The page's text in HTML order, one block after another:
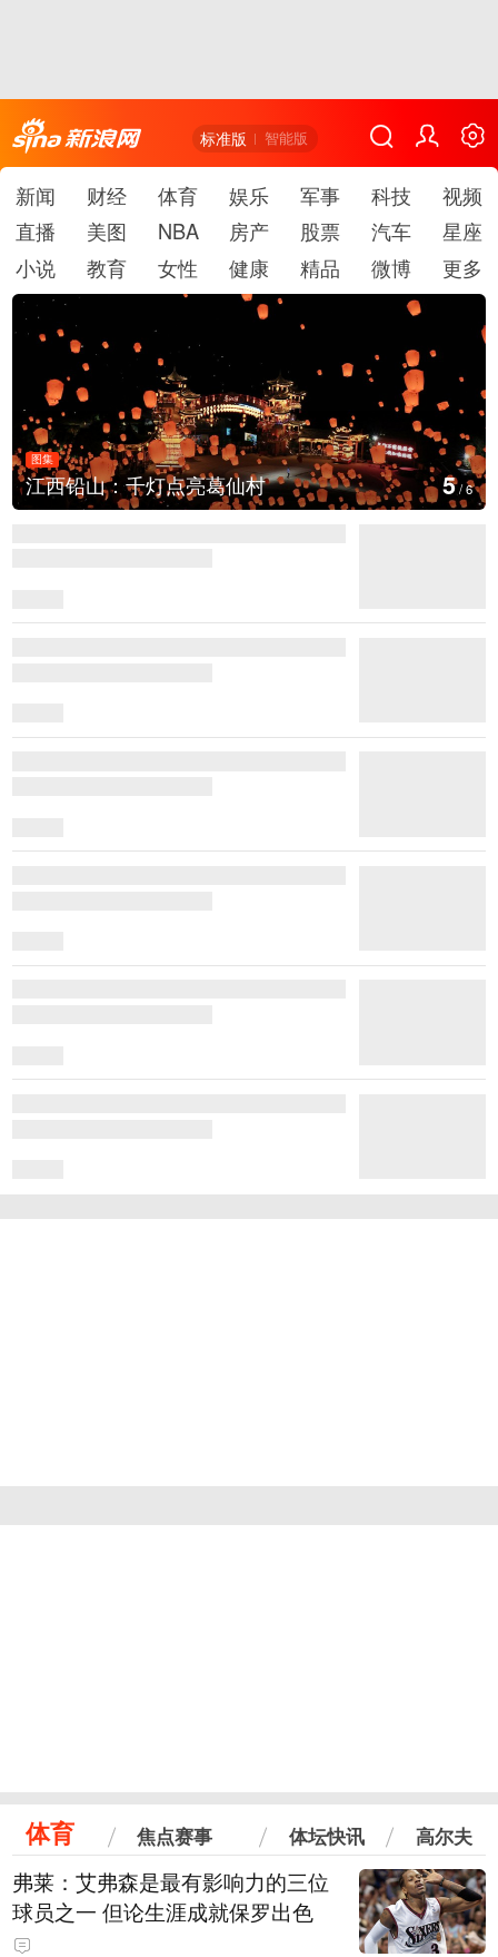
标准版 智能版
新闻 财经 体育 娱乐 军事 科技
视频
直播
美图 NBA 房产 股票 汽车
星座
小说
教育 女性 健康 精品 微博 更多
图集
江西铅山：千灯点亮葛仙村 5/6
体育 焦点赛事 体坛快讯 高尔夫
弗莱：艾弗森是最有影响力的三位
球员之一 但论生涯成就保罗出色